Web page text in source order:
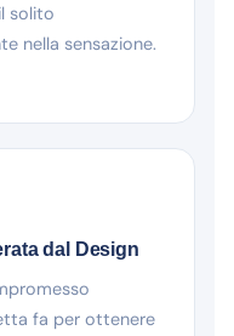
solito
nella sensazione.
dal Design
fa per ottenere